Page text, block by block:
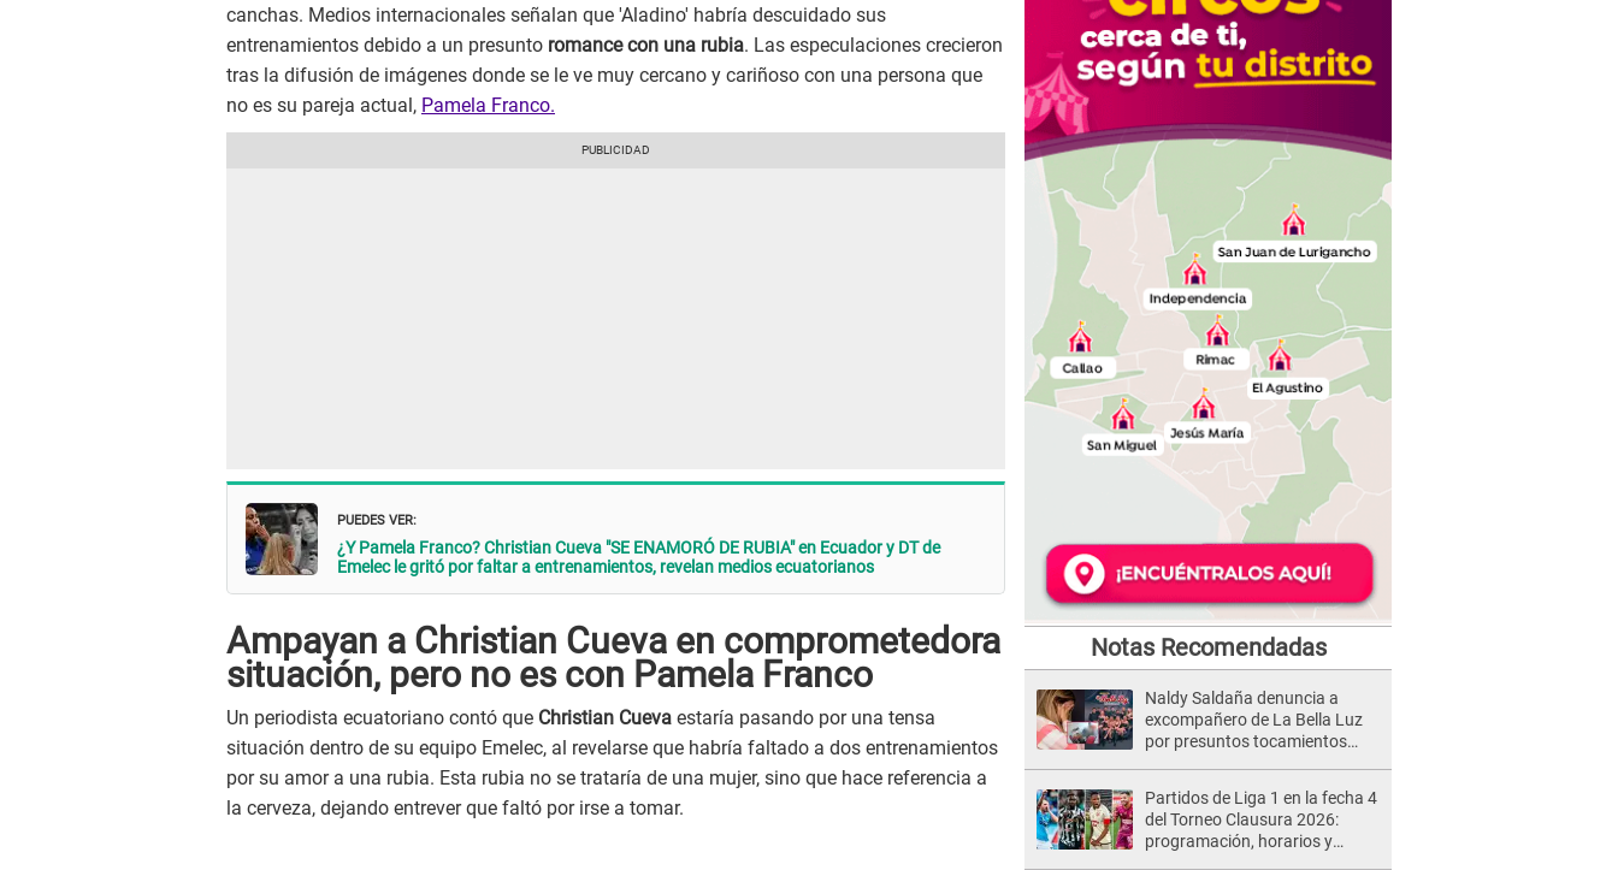
canchas. Medios internacionales señalan que 'Aladino' habría descuidado sus
entrenamientos debido a un presunto romance con una rubia. Las especulaciones crecieron
tras la difusión de imágenes donde se le ve muy cercano y cariñoso con una persona que
no es su pareja actual, Pamela Franco.
PUEDES VER:
¿Y Pamela Franco? Christian Cueva "SE ENAMORÓ DE RUBIA" en Ecuador y DT de
Emelec le gritó por faltar a entrenamientos, revelan medios ecuatorianos
Ampayan a Christian Cueva en comprometedora
situación, pero no es con Pamela Franco
Un periodista ecuatoriano contó que Christian Cueva estaría pasando por una tensa
situación dentro de su equipo Emelec, al revelarse que habría faltado a dos entrenamientos
por su amor a una rubia. Esta rubia no se trataría de una mujer, sino que hace referencia a
la cerveza, dejando entrever que faltó por irse a tomar.
Notas Recomendadas
Naldy Saldaña denuncia a
excompañero de La Bella Luz
por presuntos tocamientos
Partidos de Liga 1 en la fecha 4
del Torneo Clausura 2026:
programación, horarios y